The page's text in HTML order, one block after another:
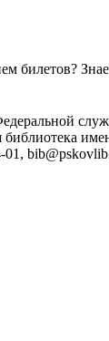
01,